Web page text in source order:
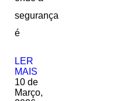
segurança
é
LER
MAIS
10 de
Março,